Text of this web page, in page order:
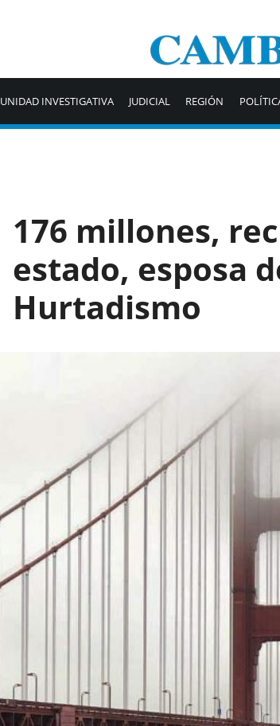
UNIDAD INVESTIGATIVA JUDICIAL REGIÓN
176 millones,
estado, esposa
Hurtadismo